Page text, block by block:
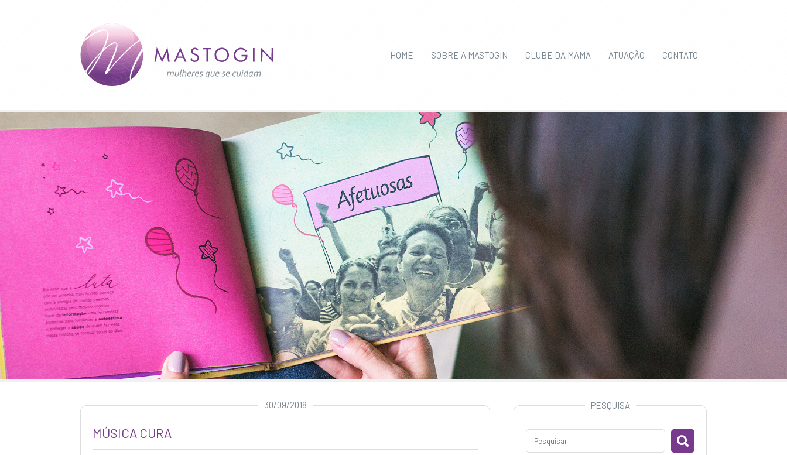
HOME SOBRE A MASTOGIN CLUBE DA MAMA ATUAÇÃO CONTATO
30/09/2018
MÚSICA CURA
PESQUISA